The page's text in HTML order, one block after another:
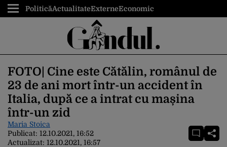
PoliticăActualitateExterneEconomic
FOTO| Cine este Cătălin, românul de
23 de ani mort într-un accident în
Italia, după ce a intrat cu mașina
într-un zid
Maria Stoica
Publicat: 12.10.2021, 16:52
Actualizat: 12.10.2021, 16:57